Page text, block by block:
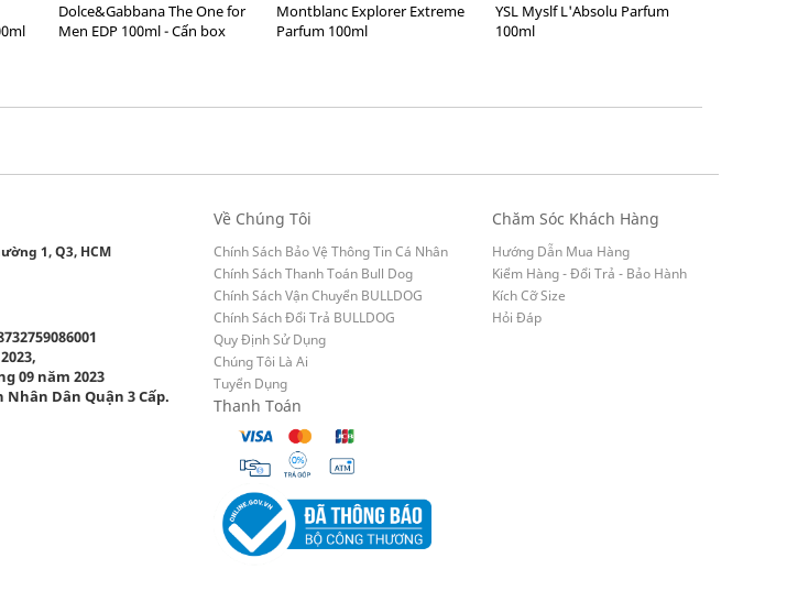
Dolce&Gabbana The One for
Men EDP 100ml - Cấn box
Montblanc Explorer Extreme
Parfum 100ml
YSL Myslf L'Absolu Parfum
100ml
1, Q3, HCM
09 năm 2023
Nhân Dân Quận 3 Cấp.
Về Chúng Tôi
Chính Sách Bảo Vệ Thông Tin Cá Nhân
Chính Sách Thanh Toán Bull Dog
Chính Sách Vận Chuyển BULLDOG
Chính Sách Đổi Trả BULLDOG
Quy Định Sử Dụng
Chúng Tôi Là Ai
Tuyển Dụng
Chăm Sóc Khách Hàng
Hướng Dẫn Mua Hàng
Kiểm Hàng - Đổi Trả - Bảo Hành
Kích Cỡ Size
Hỏi Đáp
Thanh Toán